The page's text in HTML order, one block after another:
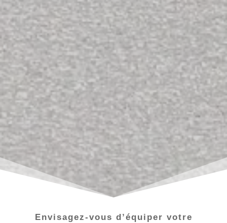
Envisagez-vous d’équiper votre